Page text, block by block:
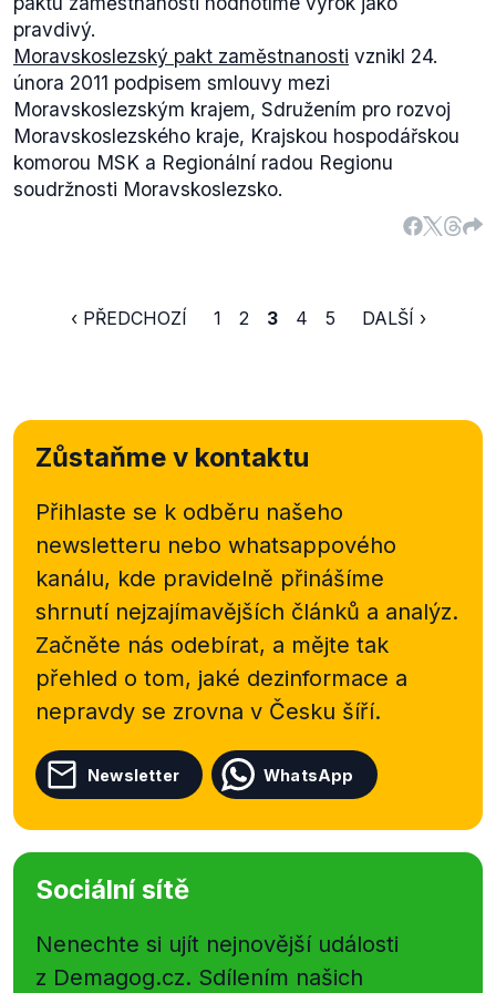
pravdivý.
Moravskoslezský pakt zaměstnanosti vznikl 24.
února 2011 podpisem smlouvy mezi
Moravskoslezským krajem, Sdružením pro rozvoj
Moravskoslezského kraje, Krajskou hospodářskou
komorou MSK a Regionální radou Regionu
soudržnosti Moravskoslezsko.
‹ PŘEDCHOZÍ 1 2 3 4 5 DALŠÍ ›
Zůstaňme v kontaktu
Přihlaste se k odběru našeho
newsletteru nebo whatsappového
kanálu, kde pravidelně přinášíme
shrnutí nejzajímavějších článků a analýz.
Začněte nás odebírat, a mějte tak
přehled o tom, jaké dezinformace a
nepravdy se zrovna v Česku šíří.
Newsletter WhatsApp
Sociální sítě
Nenechte si ujít nejnovější události
z Demagog.cz. Sdílením našich